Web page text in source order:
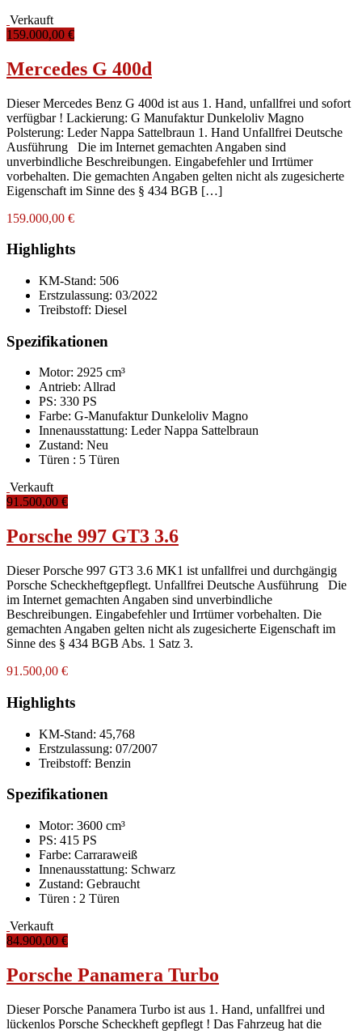
Verkauft
159.000,00 €
Mercedes G 400d
Dieser Mercedes Benz G 400d ist aus 1. Hand, unfallfrei und sofort
verfügbar ! Lackierung: G Manufaktur Dunkeloliv Magno
Polsterung: Leder Nappa Sattelbraun 1. Hand Unfallfrei Deutsche
Ausführung Die im Internet gemachten Angaben sind
unverbindliche Beschreibungen. Eingabefehler und Irrtümer
vorbehalten. Die gemachten Angaben gelten nicht als zugesicherte
Eigenschaft im Sinne des § 434 BGB […]
159.000,00 €
Highlights
KM-Stand: 506
Erstzulassung: 03/2022
Treibstoff: Diesel
Spezifikationen
Motor: 2925 cm³
Antrieb: Allrad
PS: 330 PS
Farbe: G-Manufaktur Dunkeloliv Magno
Innenausstattung: Leder Nappa Sattelbraun
Zustand: Neu
Türen : 5 Türen
Verkauft
91.500,00 €
Porsche 997 GT3 3.6
Dieser Porsche 997 GT3 3.6 MK1 ist unfallfrei und durchgängig
Porsche Scheckheftgepflegt. Unfallfrei Deutsche Ausführung Die
im Internet gemachten Angaben sind unverbindliche
Beschreibungen. Eingabefehler und Irrtümer vorbehalten. Die
gemachten Angaben gelten nicht als zugesicherte Eigenschaft im
Sinne des § 434 BGB Abs. 1 Satz 3.
91.500,00 €
Highlights
KM-Stand: 45,768
Erstzulassung: 07/2007
Treibstoff: Benzin
Spezifikationen
Motor: 3600 cm³
PS: 415 PS
Farbe: Carraraweiß
Innenausstattung: Schwarz
Zustand: Gebraucht
Türen : 2 Türen
Verkauft
84.900,00 €
Porsche Panamera Turbo
Dieser Porsche Panamera Turbo ist aus 1. Hand, unfallfrei und
lückenlos Porsche Scheckheft gepflegt ! Das Fahrzeug hat die